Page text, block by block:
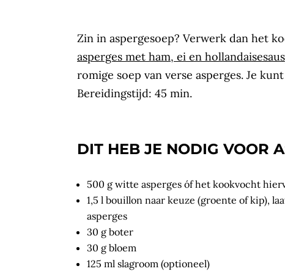
Zin in aspergesoep? Verwerk dan het
asperges met ham, ei en hollandaisesaus
romige soep van verse asperges. Je
Bereidingstijd: 45 min.
DIT HEB JE NODIG VOOR
500 g witte asperges óf het kookvocht
1,5 l bouillon naar keuze (groente of kip),
asperges
30 g boter
30 g bloem
125 ml slagroom (optioneel)